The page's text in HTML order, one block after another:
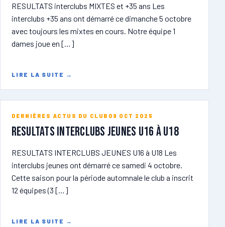
RESULTATS interclubs MIXTES et +35 ans Les
interclubs +35 ans ont démarré ce dimanche 5 octobre
avec toujours les mixtes en cours. Notre équipe 1
dames joue en […]
LIRE LA SUITE →
DERNIÈRES ACTUS DU CLUB 09 OCT 2025
RESULTATS INTERCLUBS JEUNES U16 à U18
RESULTATS INTERCLUBS JEUNES U16 à U18 Les
interclubs jeunes ont démarré ce samedi 4 octobre.
Cette saison pour la période automnale le club a inscrit
12 équipes (3 […]
LIRE LA SUITE →